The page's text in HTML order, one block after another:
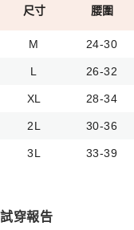
尺寸 腰圍
M 24-30
L 26-32
XL 28-34
2L 30-36
3L 33-39
試穿報告